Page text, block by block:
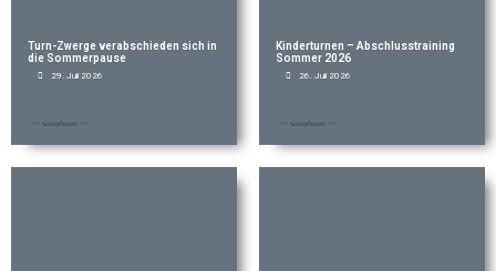
Turn-Zwerge verabschieden sich in
die Sommerpause
29. Juli 2026
>> weiterlesen <<
Kinderturnen – Abschlusstraining
Sommer 2026
26. Juli 2026
>> weiterlesen <<